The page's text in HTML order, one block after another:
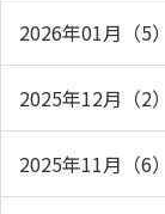
2026年01月（5）
2025年12月（2）
2025年11月（6）